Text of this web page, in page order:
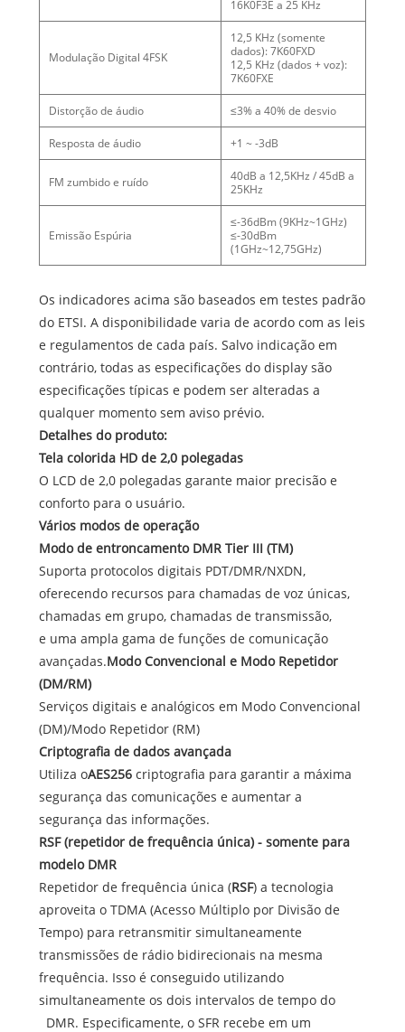
16K0F3E a 25 KHz
Modulação Digital 4FSK
12,5 KHz (somente
dados): 7K60FXD
12,5 KHz (dados + voz):
7K60FXE
Distorção de áudio ≤3% a 40% de desvio
Resposta de áudio +1 ~ -3dB
FM zumbido e ruído
40dB a 12,5KHz / 45dB a
25KHz
Emissão Espúria
≤-36dBm (9KHz~1GHz)
≤-30dBm
(1GHz~12,75GHz)
Os indicadores acima são baseados em testes padrão
do ETSI. A disponibilidade varia de acordo com as leis
e regulamentos de cada país. Salvo indicação em
contrário, todas as especificações do display são
especificações típicas e podem ser alteradas a
qualquer momento sem aviso prévio.
Detalhes do produto:
Tela colorida HD de 2,0 polegadas
O LCD de 2,0 polegadas garante maior precisão e
conforto para o usuário.
Vários modos de operação
Modo de entroncamento DMR Tier III (TM)
Suporta protocolos digitais PDT/DMR/NXDN,
oferecendo recursos para chamadas de voz únicas,
chamadas em grupo, chamadas de transmissão,
e uma ampla gama de funções de comunicação
avançadas.Modo Convencional e Modo Repetidor
(DM/RM)
Serviços digitais e analógicos em Modo Convencional
(DM)/Modo Repetidor (RM)
Criptografia de dados avançada
Utiliza oAES256criptografia para garantir a máxima
segurança das comunicações e aumentar a
segurança das informações.
RSF (repetidor de frequência única) - somente para
modelo DMR
Repetidor de frequência única (RSF) a tecnologia
aproveita o TDMA (Acesso Múltiplo por Divisão de
Tempo) para retransmitir simultaneamente
transmissões de rádio bidirecionais na mesma
frequência. Isso é conseguido utilizando
simultaneamente os dois intervalos de tempo do
DMR. Especificamente, o SFR recebe em um